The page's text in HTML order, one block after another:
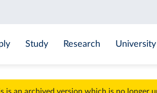
Study Research University